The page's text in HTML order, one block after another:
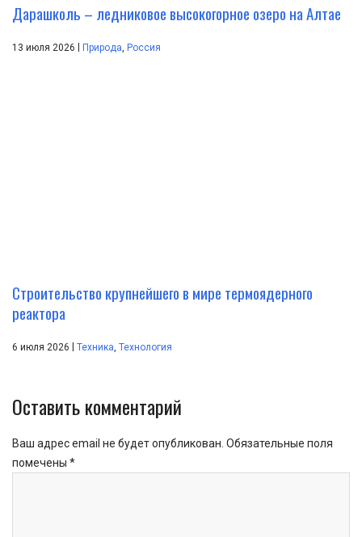
Дарашколь – ледниковое высокогорное озеро на Алтае
13 июля 2026 | Природа Россия
Строительство крупнейшего в мире термоядерного
реактора
6 июля 2026 | Техника Технология
Оставить комментарий
Ваш адрес email не будет опубликован. Обязательные поля
помечены *